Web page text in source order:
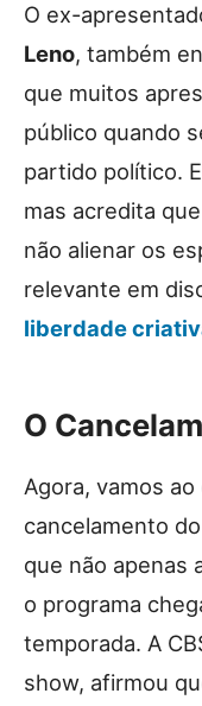
O ex-
Leno, também
que muitos
público quando
partido político.
mas acredita
não alienar os
relevante em
liberdade
O
Agora, vamos
cancelamento do
que não apenas
o programa
temporada. A
show, afirmou